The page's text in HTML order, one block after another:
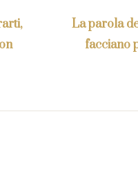
La parola
facciano